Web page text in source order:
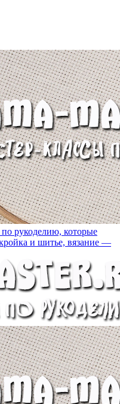
рукоделию, которые
и шитье, вязание —